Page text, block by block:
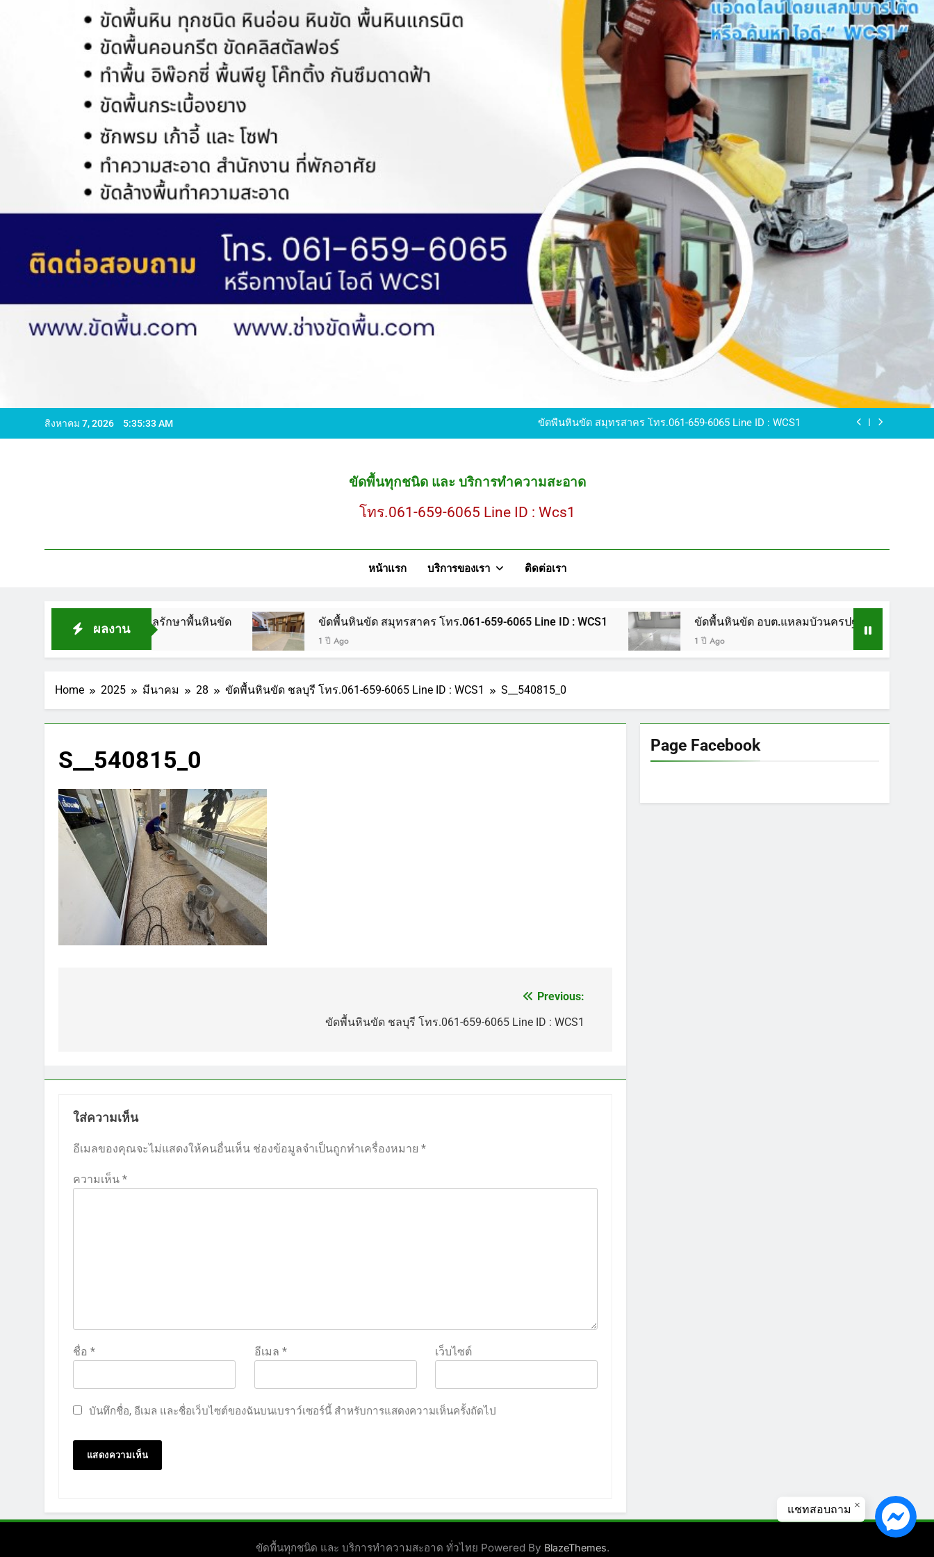
สิงหาคม 7, 2026 5:35:34 AM
ขัดพื้นหินขัด อบต.แหลมบัวนครปฐม
ขัดพื้นหินอ่อน โทร.0616596065 ไลน์ WCS1
บทความ : การดูแลรักษาพื้นหินขัด
ขัดพื้นหินขัด สมุทรสาคร โทร.061-659-6065 Line ID : WCS1
ขัดพื้นทุกชนิด และ บริการทำความสะอาด
โทร.061-659-6065 Line ID : Wcs1
หน้าแรก บริการของเรา ติดต่อเรา
ผลงาน
บทความ : การดูแลรักษาพื้นหินขัด ขัดพื้นหินขัด สมุทรสาคร โทร.061-659-6065 Line ID : WCS1
1 ปี Ago
ขัดพื้นหินขัด อบต.แหลมบัวนครปฐม
1 ปี Ago
Home 2025 มีนาคม 28 ขัดพื้นหินขัด ชลบุรี โทร.061-659-6065 Line ID : WCS1 S__540815_0
S__540815_0
Previous:
ขัดพื้นหินขัด ชลบุรี โทร.061-659-6065 Line ID : WCS1
ใส่ความเห็น
อีเมลของคุณจะไม่แสดงให้คนอื่นเห็น ช่องข้อมูลจำเป็นถูกทำเครื่องหมาย *
ความเห็น *
ชื่อ * อีเมล * เว็บไซต์
บันทึกชื่อ, อีเมล และชื่อเว็บไซต์ของฉันบนเบราว์เซอร์นี้ สำหรับการแสดงความเห็นครั้งถัดไป
Page Facebook
ขัดพื้นทุกชนิด และ บริการทำความสะอาด ทั่วไทย Powered By BlazeThemes.
แชทสอบถาม